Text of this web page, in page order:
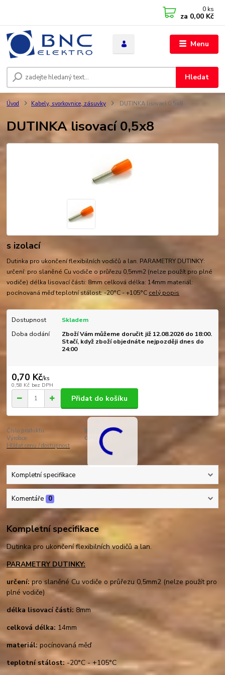
Menu
Hledat
0 ks
za 0,00 Kč
Úvod Kabely, svorkovnice, zásuvky DUTINKA lisovací 0,5x8
DUTINKA lisovací 0,5x8
s izolací
Dutinka pro ukončení flexibilních vodičů a lan. PARAMETRY DUTINKY:
určení: pro slaněné Cu vodiče o průřezu 0,5mm2 (nelze použít pro plné
vodiče) délka lisovací části: 8mm celková délka: 14mm materiál:
pocínovaná měď teplotní stálost: -20°C - +105°C celý popis
Dostupnost
Skladem
Doba dodání
Zboží Vám můžeme doručit již 12.08.2026 do 18:00.
Stačí, když zboží objednáte nejpozději dnes do
24:00
0,70 Kč/ks
0,58 Kč bez DPH
Přidat do košíku
Číslo produktu:
00021DU
Výrobce:
GPH
Hlídat cenu / dostupnost
Kompletní specifikace
Komentáře 0
Kompletní specifikace
Dutinka pro ukončení flexibilních vodičů a lan.
PARAMETRY DUTINKY:
určení:pro slaněné Cu vodiče o průřezu 0,5mm2 (nelze použít pro
plné vodiče)
délka lisovací části:8mm
celková délka: 14mm
materiál:pocínovaná měď
teplotní stálost:-20°C - +105°C